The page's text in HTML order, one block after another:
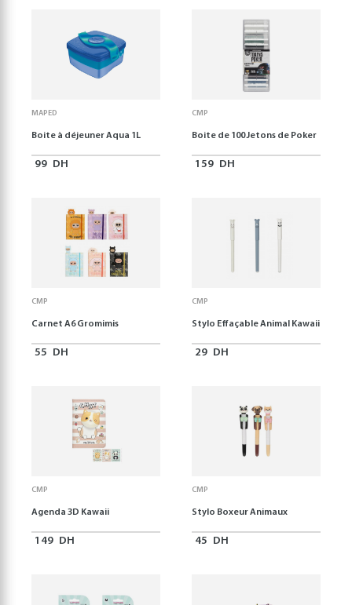
MAPED
Boite à déjeuner Aqua 1L
99 DH
CMP
Boite de 100 Jetons de Poker
159 DH
CMP
Carnet A6 Gromimis
55 DH
CMP
Stylo Effaçable Animal Kawaii
29 DH
CMP
Agenda 3D Kawaii
149 DH
CMP
Stylo Boxeur Animaux
45 DH